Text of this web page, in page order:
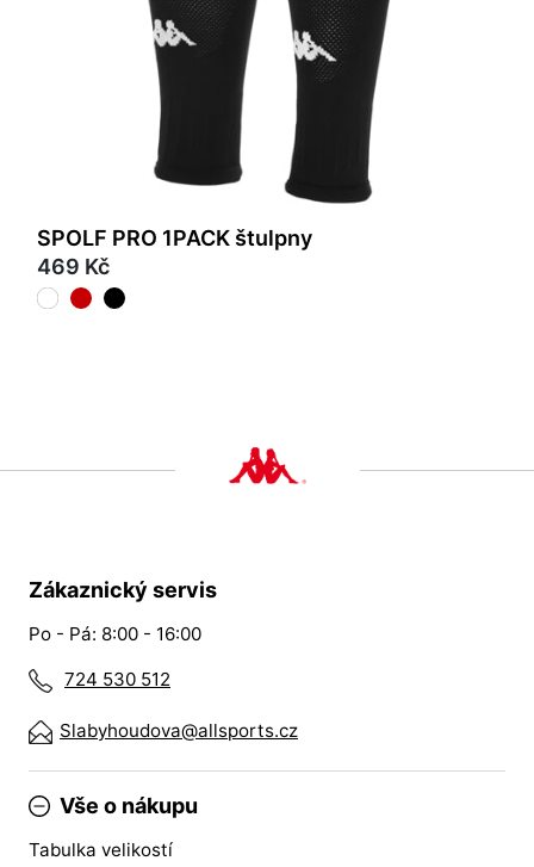
SPOLF PRO 1PACK štulpny
469 Kč
Zákaznický servis
Po - Pá: 8:00 - 16:00
724 530 512
Slabyhoudova@allsports.cz
Vše o nákupu
Tabulka velikostí